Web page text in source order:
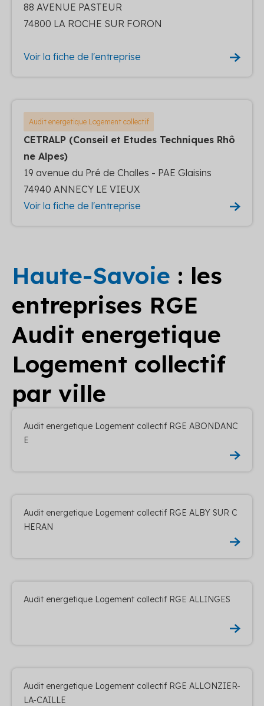
88 AVENUE PASTEUR
74800 LA ROCHE SUR FORON
Voir la fiche de l'entreprise
Audit energetique Logement collectif
CETRALP (Conseil et Etudes Techniques Rhô
ne Alpes)
19 avenue du Pré de Challes - PAE Glaisins
74940 ANNECY LE VIEUX
Voir la fiche de l'entreprise
Haute-Savoie : les
entreprises RGE
Audit energetique
Logement collectif
par ville
Audit energetique Logement collectif RGE ABONDANC
E
Audit energetique Logement collectif RGE ALBY SUR C
HERAN
Audit energetique Logement collectif RGE ALLINGES
Audit energetique Logement collectif RGE ALLONZIER-
LA-CAILLE